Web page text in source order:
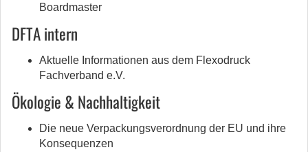
Boardmaster
DFTA intern
Aktuelle Informationen aus dem Flexodruck
Fachverband e.V.
Ökologie & Nachhaltigkeit
Die neue Verpackungsverordnung der EU und ihre
Konsequenzen